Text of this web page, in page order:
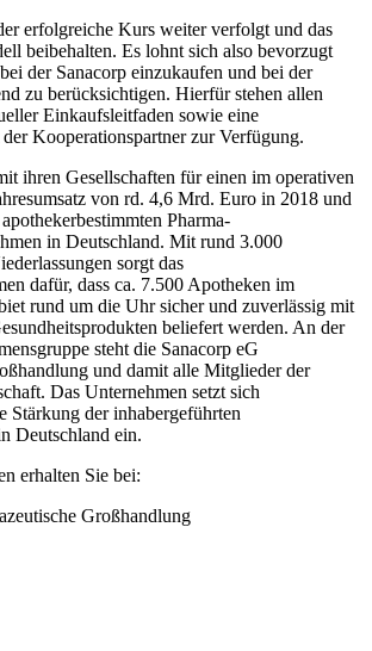
erfolgreiche Kurs weiter verfolgt und das
beibehalten. Es lohnt sich also bevorzugt
der Sanacorp einzukaufen und bei der
zu berücksichtigen. Hierfür stehen allen
Einkaufsleitfaden sowie eine
Kooperationspartner zur Verfügung.
ihren Gesellschaften für einen im operativen
von rd. 4,6 Mrd. Euro in 2018 und
Pharma-
in Deutschland. Mit rund 3.000
sorgt das
dafür, dass ca. 7.500 Apotheken im
rund um die Uhr sicher und zuverlässig mit
beliefert werden. An der
steht die Sanacorp eG
und damit alle Mitglieder der
Das Unternehmen setzt sich
Stärkung der inhabergeführten
Deutschland ein.
erhalten Sie bei:
Großhandlung